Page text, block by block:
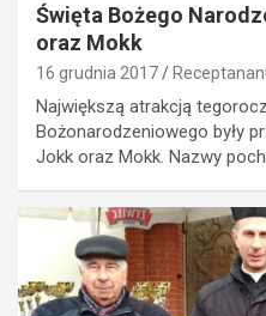
Święta Bożego
oraz Mokk
16 grudnia 2017
Największą atrakcją
Bożonarodzeniowego były
Jokk oraz Mokk. Nazwy